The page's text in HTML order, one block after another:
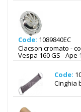
Code: 1089840EC
Clacson cromato -
Vespa 160 GS - Ape
Code:
Cinghia